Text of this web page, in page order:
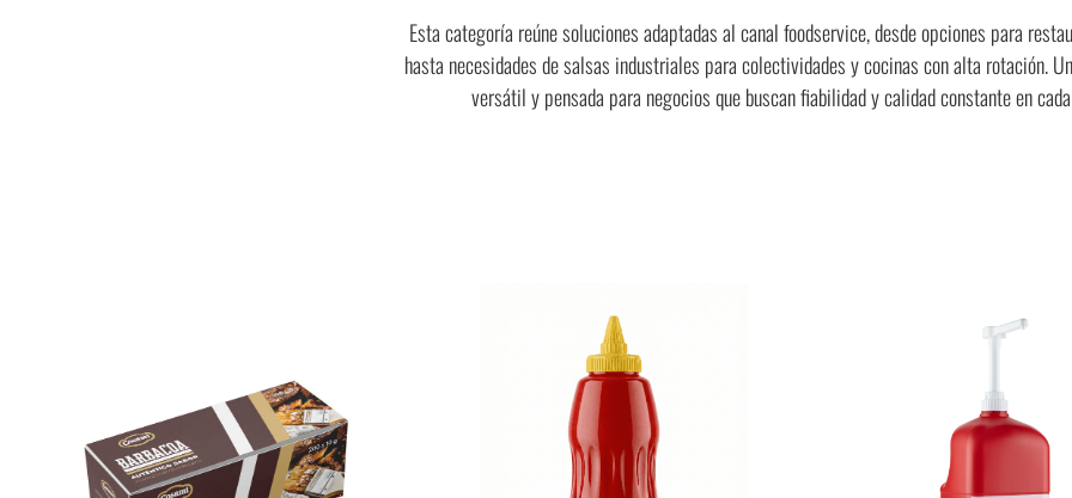
Esta categoría reúne soluciones adaptadas al canal foodservice, desde opciones para
hasta necesidades de salsas industriales para colectividades y cocinas con alta rotación.
versátil y pensada para negocios que buscan fiabilidad y calidad constante en